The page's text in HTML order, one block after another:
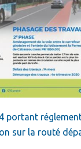
portant
sur la routé